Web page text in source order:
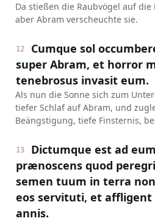
Da stießen die Raubvögel auf die
aber Abram verscheuchte sie.
12
Cumque sol
super Abram, et horror
tenebrosus invasit eum.
Als nun die Sonne sich zum
tiefer Schlaf auf Abram, und
Beängstigung, tiefe Finsternis,
13
Dictumque est ad
prænoscens quod
semen tuum in terra
eos servituti, et
annis.